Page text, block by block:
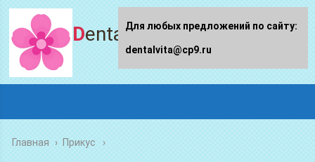
Dentalvita.ru
Главная › Прикус
Для любых предложений по сайту:
dentalvita@cp9.ru